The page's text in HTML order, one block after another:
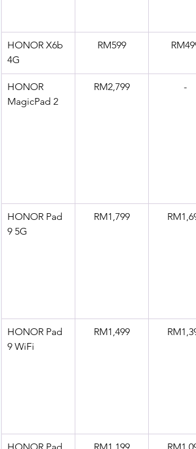
HONOR X6b
4G
RM599 RM499
HONOR
MagicPad 2
RM2,799 -
HONOR Pad
9 5G
RM1,799
HONOR Pad
9 WiFi
RM1,499